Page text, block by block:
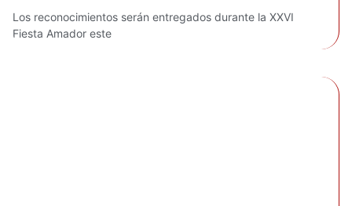
Los reconocimientos serán entregados durante la XXVI
Fiesta Amador este